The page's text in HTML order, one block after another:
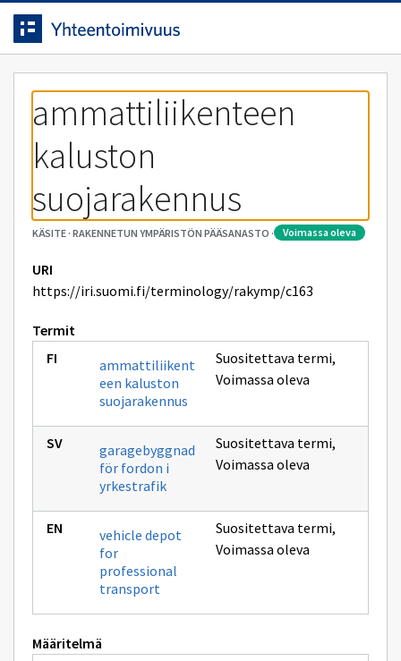
Siirrytty
sivulle
Siirry suoraan sisältöön.
ammattiliikenteen
kaluston
suojarakennus
KÄSITE· RAKENNETUN YMPÄRISTÖN PÄÄSANASTO · voimassa oleva
URI
https://iri.suomi.fi/terminology/rakymp/c163
Termit
ammattiliikent
een kaluston
suojarakennus
Suositettava termi,
Voimassa oleva
garagebyggnad
för fordon i
yrkestrafik
Suositettava termi,
Voimassa oleva
vehicle depot
for
professional
transport
Suositettava termi,
Voimassa oleva
Määritelmä